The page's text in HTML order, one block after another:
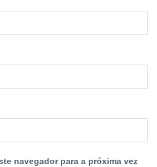
navegador para a próxima vez